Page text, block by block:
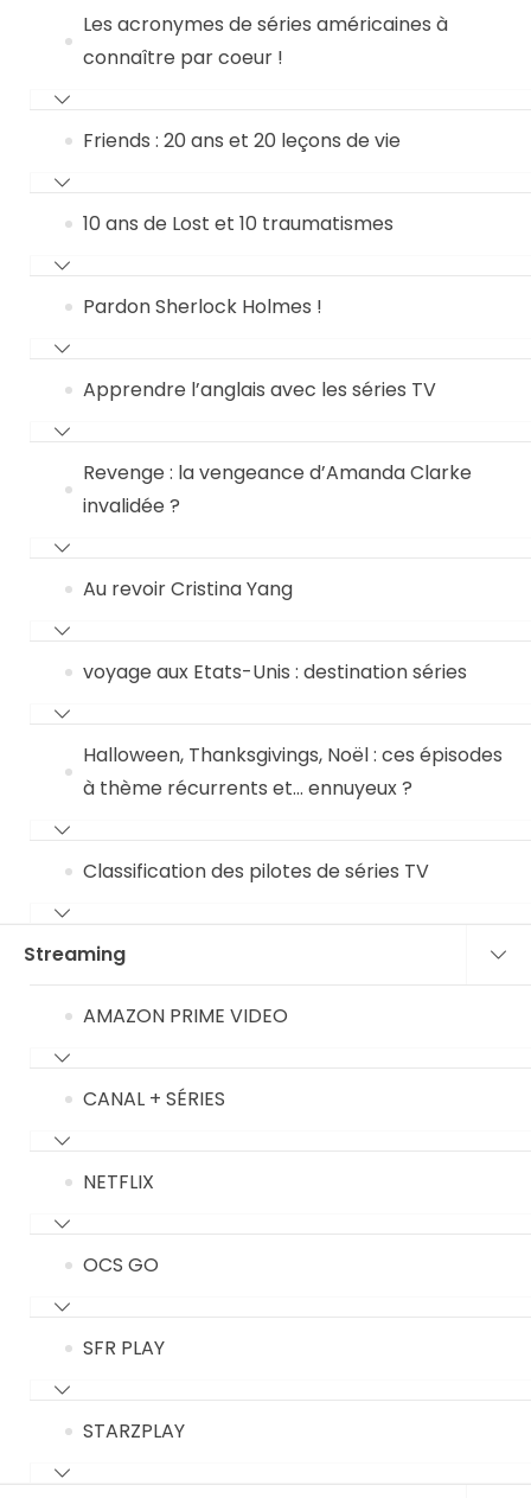
Les acronymes de séries américaines à
connaître par coeur !
Friends : 20 ans et 20 leçons de vie
10 ans de Lost et 10 traumatismes
Pardon Sherlock Holmes !
Apprendre l’anglais avec les séries TV
Revenge : la vengeance d’Amanda Clarke
invalidée ?
Au revoir Cristina Yang
voyage aux Etats-Unis : destination séries
Halloween, Thanksgivings, Noël : ces épisodes
à thème récurrents et… ennuyeux ?
Classification des pilotes de séries TV
Streaming
AMAZON PRIME VIDEO
CANAL + SÉRIES
NETFLIX
OCS GO
SFR PLAY
STARZPLAY